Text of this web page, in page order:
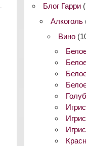
Блог Гарри
Алкоголь
Вино